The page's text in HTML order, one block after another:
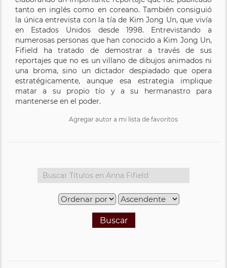
tanto en inglés como en coreano. También consiguió
la única entrevista con la tía de Kim Jong Un, que vivía
en Estados Unidos desde 1998. Entrevistando a
numerosas personas que han conocido a Kim Jong Un,
Fifield ha tratado de demostrar a través de sus
reportajes que no es un villano de dibujos animados ni
una broma, sino un dictador despiadado que opera
estratégicamente, aunque esa estrategia implique
matar a su propio tío y a su hermanastro para
mantenerse en el poder.
Agregar autor a mi lista de favoritos
Buscar